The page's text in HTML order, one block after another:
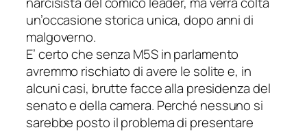
un’occasione storica unica, dopo anni di
malgoverno.
E’ certo che senza M5S in parlamento
avremmo rischiato di avere le solite e, in
alcuni casi, brutte facce alla presidenza del
senato e della camera. Perché nessuno si
sarebbe posto il problema di presentare